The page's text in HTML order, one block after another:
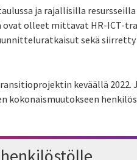
ja rajallisilla
ovat olleet mittavat HR-ICT-
sekä
keväällä 2022.
kokonaismuutokseen